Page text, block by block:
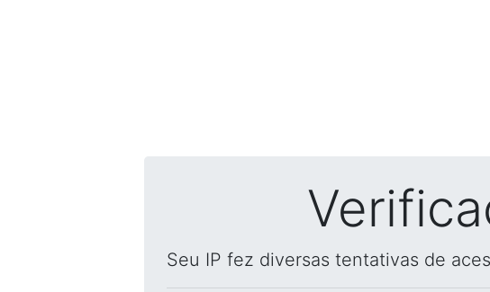
Seu IP fez diversas tentativas de